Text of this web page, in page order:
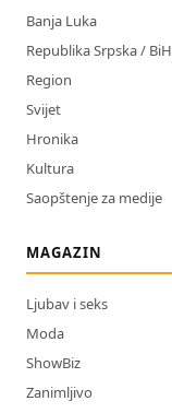
Banja Luka
Republika Srpska / BiH
Region
Svijet
Hronika
Kultura
Saopštenje za medije
MAGAZIN
Ljubav i seks
Moda
ShowBiz
Zanimljivo